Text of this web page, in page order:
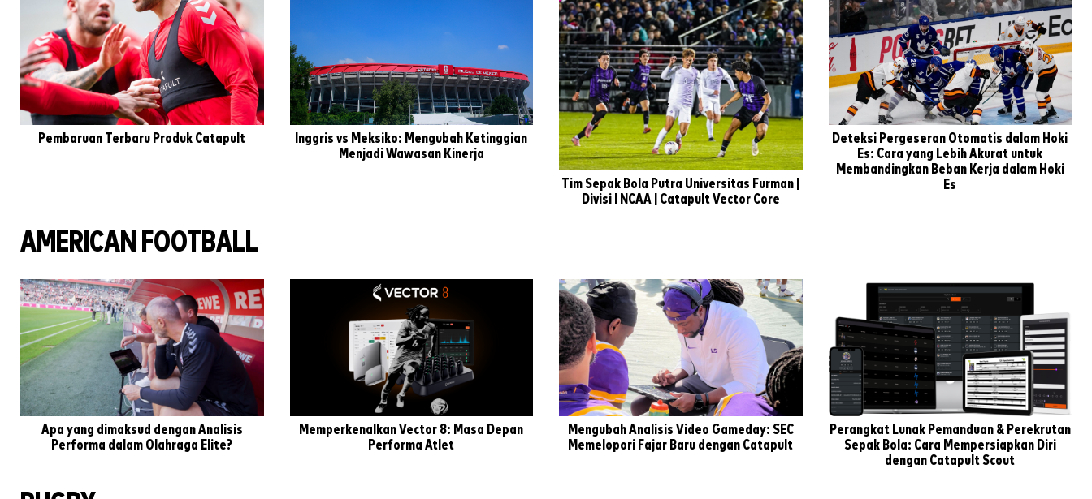
Pembaruan Terbaru Produk Catapult
Inggris vs Meksiko: Mengubah Ketinggian
Menjadi Wawasan Kinerja
Tim Sepak Bola Putra Universitas Furman |
Divisi I NCAA | Catapult Vector Core
Deteksi Pergeseran Otomatis dalam Hoki
Es: Cara yang Lebih Akurat untuk
Membandingkan Beban Kerja dalam Hoki
Es
AMERICAN FOOTBALL
Apa yang dimaksud dengan Analisis
Performa dalam Olahraga Elite?
Memperkenalkan Vector 8: Masa Depan
Performa Atlet
Mengubah Analisis Video Gameday: SEC
Memelopori Fajar Baru dengan Catapult
Perangkat Lunak Pemanduan & Perekrutan
Sepak Bola: Cara Mempersiapkan Diri
dengan Catapult Scout